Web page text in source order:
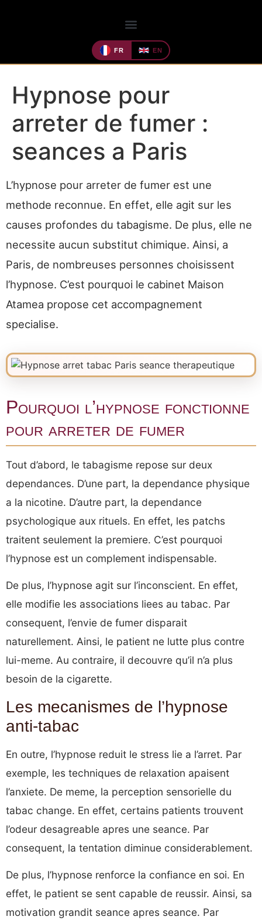
FR EN
Hypnose pour
arreter de fumer :
seances a Paris
L’hypnose pour arreter de fumer est une
methode reconnue. En effet, elle agit sur les
causes profondes du tabagisme. De plus, elle ne
necessite aucun substitut chimique. Ainsi, a
Paris, de nombreuses personnes choisissent
l’hypnose. C’est pourquoi le cabinet Maison
Atamea propose cet accompagnement
specialise.
Pourquoi l’hypnose fonctionne
pour arreter de fumer
Tout d’abord, le tabagisme repose sur deux
dependances. D’une part, la dependance physique
a la nicotine. D’autre part, la dependance
psychologique aux rituels. En effet, les patchs
traitent seulement la premiere. C’est pourquoi
l’hypnose est un complement indispensable.
De plus, l’hypnose agit sur l’inconscient. En effet,
elle modifie les associations liees au tabac. Par
consequent, l’envie de fumer disparait
naturellement. Ainsi, le patient ne lutte plus contre
lui-meme. Au contraire, il decouvre qu’il n’a plus
besoin de la cigarette.
Les mecanismes de l’hypnose
anti-tabac
En outre, l’hypnose reduit le stress lie a l’arret. Par
exemple, les techniques de relaxation apaisent
l’anxiete. De meme, la perception sensorielle du
tabac change. En effet, certains patients trouvent
l’odeur desagreable apres une seance. Par
consequent, la tentation diminue considerablement.
De plus, l’hypnose renforce la confiance en soi. En
effet, le patient se sent capable de reussir. Ainsi, sa
motivation grandit seance apres seance. Par